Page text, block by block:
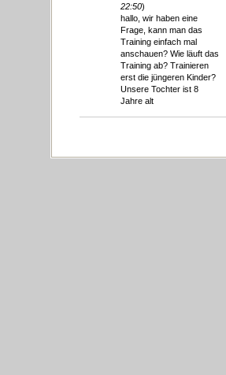
22:50)
hallo, wir haben eine
Frage, kann man das
Training einfach mal
anschauen? Wie läuft das
Training ab? Trainieren
erst die jüngeren Kinder?
Unsere Tochter ist 8
Jahre alt